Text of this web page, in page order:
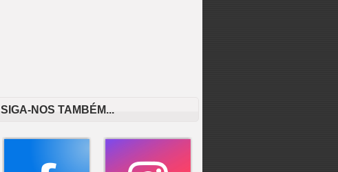
SIGA-NOS TAMBÉM...